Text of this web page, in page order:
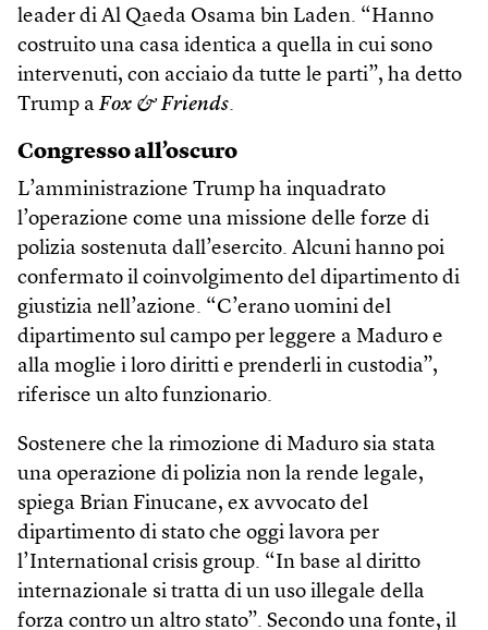
leader di Al Qaeda Osama bin Laden. “Hanno
costruito una casa identica a quella in cui sono
intervenuti, con acciaio da tutte le parti”, ha detto
Trump a Fox & Friends.
Congresso all’oscuro
L’amministrazione Trump ha inquadrato
l’operazione come una missione delle forze di
polizia sostenuta dall’esercito. Alcuni hanno poi
confermato il coinvolgimento del dipartimento di
giustizia nell’azione. “C’erano uomini del
dipartimento sul campo per leggere a Maduro e
alla moglie i loro diritti e prenderli in custodia”,
riferisce un alto funzionario.
Sostenere che la rimozione di Maduro sia stata
una operazione di polizia non la rende legale,
spiega Brian Finucane, ex avvocato del
dipartimento di stato che oggi lavora per
l’International crisis group. “In base al diritto
internazionale si tratta di un uso illegale della
forza contro un altro stato”. Secondo una fonte, il